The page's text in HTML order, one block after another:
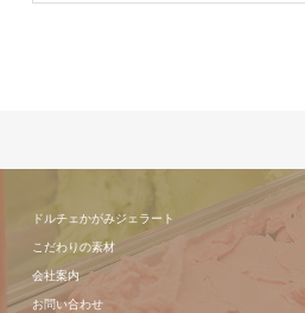
ドルチェかがみジェラート
こだわりの素材
会社案内
お問い合わせ